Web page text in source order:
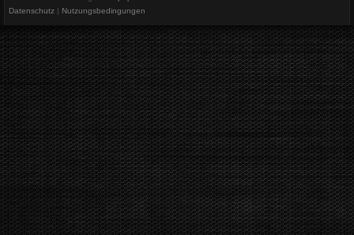
Datenschutz
Nutzungsbedingungen